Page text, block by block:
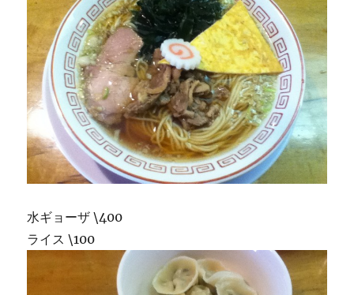
水ギョーザ \400
ライス \100